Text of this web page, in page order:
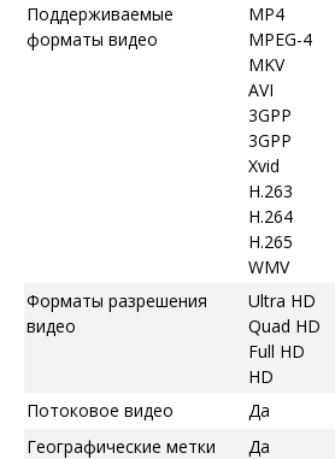
Поддерживаемые
форматы видео
MP4
MPEG-4
MKV
AVI
3GPP
3GPP
Xvid
H.263
H.264
H.265
WMV
Форматы разрешения
видео
Ultra HD
Quad HD
Full HD
HD
Потоковое видео
Да
Географические метки
Да